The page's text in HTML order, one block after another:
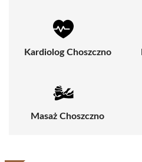
Kardiolog Choszczno
Masaż Choszczno